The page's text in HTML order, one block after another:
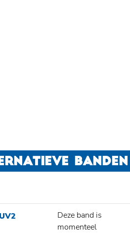
BANDEN
Deze band is
momenteel